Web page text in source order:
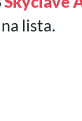
lista.